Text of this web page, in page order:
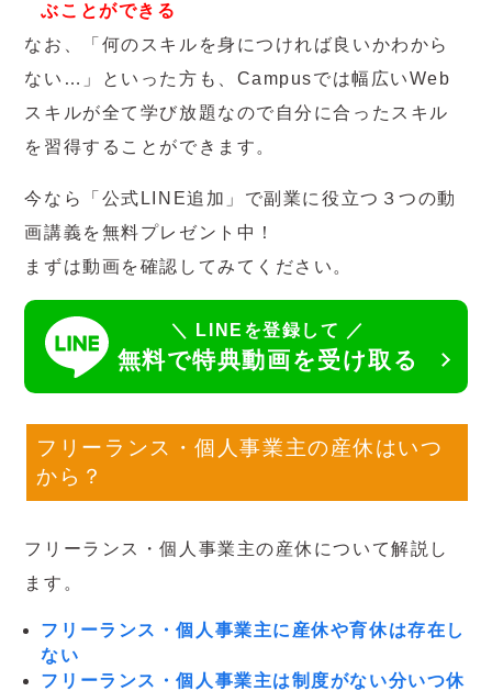
ぶことができる
なお、「何のスキルを身につければ良いかわから
ない…」といった方も、Campusでは幅広いWeb
スキルが全て学び放題なので自分に合ったスキル
を習得することができます。
今なら「公式LINE追加」で副業に役立つ３つの動
画講義を無料プレゼント中！
まずは動画を確認してみてください。
LINEを登録して
無料で特典動画を受け取る
フリーランス・個人事業主の産休はいつ
から？
フリーランス・個人事業主の産休について解説し
ます。
フリーランス・個人事業主に産休や育休は存在し
ない
フリーランス・個人事業主は制度がない分いつ休